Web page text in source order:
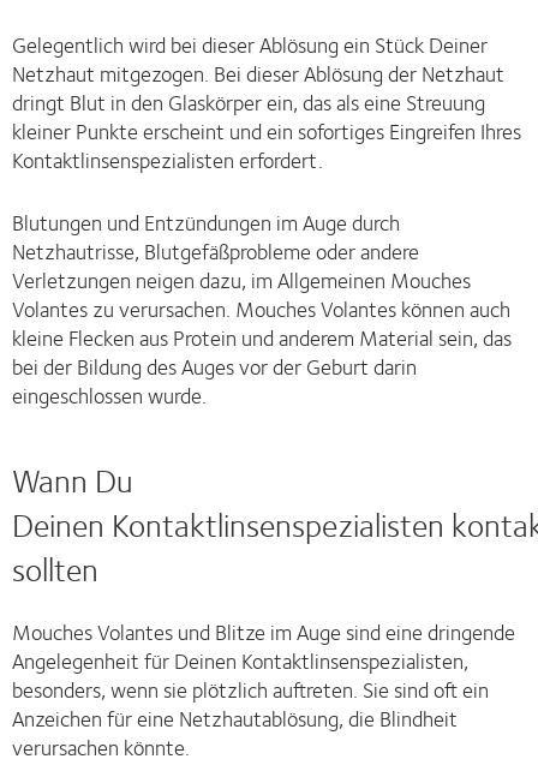
Gelegentlich wird bei dieser Ablösung ein Stück Deiner
Netzhaut mitgezogen. Bei dieser Ablösung der Netzhaut
dringt Blut in den Glaskörper ein, das als eine Streuung
kleiner Punkte erscheint und ein sofortiges Eingreifen Ihres
Kontaktlinsenspezialisten erfordert.
Blutungen und Entzündungen im Auge durch
Netzhautrisse, Blutgefäßprobleme oder andere
Verletzungen neigen dazu, im Allgemeinen Mouches
Volantes zu verursachen. Mouches Volantes können auch
kleine Flecken aus Protein und anderem Material sein, das
bei der Bildung des Auges vor der Geburt darin
eingeschlossen wurde.
Wann Du
Deinen Kontaktlinsenspezialisten
sollten
Mouches Volantes und Blitze im Auge sind eine dringende
Angelegenheit für Deinen Kontaktlinsenspezialisten,
besonders, wenn sie plötzlich auftreten. Sie sind oft ein
Anzeichen für eine Netzhautablösung, die Blindheit
verursachen könnte.